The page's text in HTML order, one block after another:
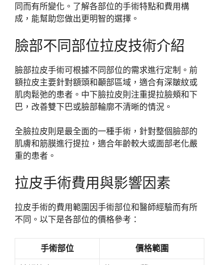
同而有所變化。了解各部位的手術特點和費用構
成，能幫助您做出更明智的選擇。
臉部不同部位拉皮技術介紹
臉部拉皮手術可根據不同部位的需求進行定制。前
額拉皮主要針對額頭和顳部區域，適合有深皺紋或
肌肉鬆弛的患者。中下臉拉皮則注重提拉臉頰和下
巴，改善雙下巴或臉部輪廓不清晰的情況。
全臉拉皮則是最全面的一種手術，針對整個臉部的
肌膚和筋膜進行提拉，適合年齡較大或面部老化嚴
重的患者。
拉皮手術費用與影響因素
拉皮手術的費用範圍因手術部位和醫師經驗而有所
不同。以下是各部位的價格參考：
手術部位 價格範圍